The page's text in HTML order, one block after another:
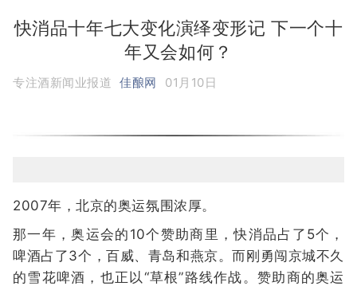
快消品十年七大变化演绎变形记 下一个十
年又会如何？
专注酒新闻业报道 佳酿网 01月10日
2007年，北京的奥运氛围浓厚。
那一年，奥运会的10个赞助商里，快消品占了5个，
啤酒占了3个，百威、青岛和燕京。而刚勇闯京城不久
的雪花啤酒，也正以“草根”路线作战。赞助商的奥运